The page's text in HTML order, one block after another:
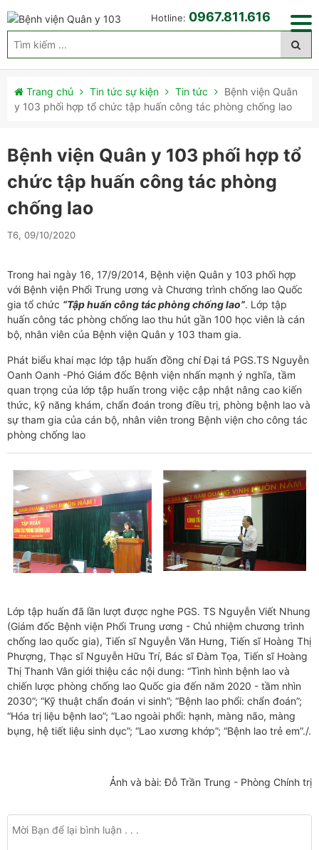
Hotline: 0967.811.616
Trang chủ Tin tức sự kiện Tin tức
Bệnh viện Quân
y 103 phối hợp tổ chức tập huấn công tác phòng chống lao
Bệnh viện Quân y 103 phối hợp tổ
chức tập huấn công tác phòng
chống lao
T6, 09/10/2020
Trong hai ngày 16, 17/9/2014, Bệnh viện Quân y 103 phối hợp
với Bệnh viện Phổi Trung ương và Chương trình chống lao Quốc
gia tổ chức “Tập huấn công tác phòng chống lao”. Lớp tập
huấn công tác phòng chống lao thu hút gần 100 học viên là cán
bộ, nhân viên của Bệnh viện Quân y 103 tham gia.
Phát biểu khai mạc lớp tập huấn đồng chí Đại tá PGS.TS Nguyễn
Oanh Oanh -Phó Giám đốc Bệnh viện nhấn mạnh ý nghĩa, tầm
quan trọng của lớp tập huấn trong việc cập nhật nâng cao kiến
thức, kỹ năng khám, chẩn đoán trong điều trị, phòng bệnh lao và
sự tham gia của cán bộ, nhân viên trong Bệnh viện cho công tác
phòng chống lao
Lớp tập huấn đã lần lượt được nghe PGS. TS Nguyễn Viết Nhung
(Giám đốc Bệnh viện Phổi Trung ương - Chủ nhiệm chương trình
chống lao quốc gia), Tiến sĩ Nguyễn Văn Hưng, Tiến sĩ Hoàng Thị
Phượng, Thạc sĩ Nguyễn Hữu Trí, Bác sĩ Đàm Tọa, Tiến sĩ Hoàng
Thị Thanh Vân giới thiệu các nội dung: “Tình hình bệnh lao và
chiến lược phòng chống lao Quốc gia đến năm 2020 - tầm nhìn
2030”; “Kỹ thuật chẩn đoán vi sinh”; “Bệnh lao phổi: chẩn đoán”;
“Hóa trị liệu bệnh lao”; “Lao ngoài phổi: hạnh, màng não, màng
bụng, hệ tiết liệu sinh dục”; “Lao xương khớp”; “Bệnh lao trẻ em”./.
Ảnh và bài: Đỗ Trần Trung - Phòng Chính trị